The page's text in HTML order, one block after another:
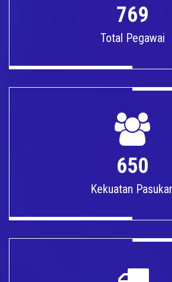
769
Total Pegawai
650
Kekuatan